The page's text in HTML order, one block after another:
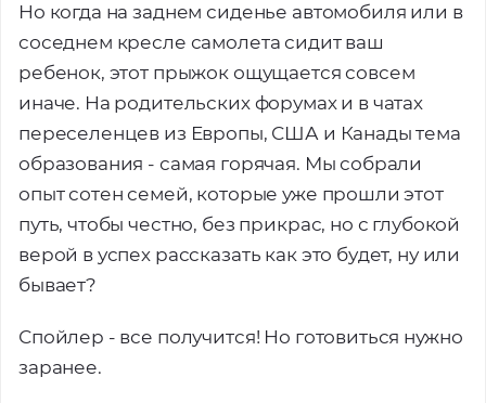
Но когда на заднем сиденье автомобиля или в
соседнем кресле самолета сидит ваш
ребенок, этот прыжок ощущается совсем
иначе. На родительских форумах и в чатах
переселенцев из Европы, США и Канады тема
образования - самая горячая. Мы собрали
опыт сотен семей, которые уже прошли этот
путь, чтобы честно, без прикрас, но с глубокой
верой в успех рассказать как это будет, ну или
бывает?
Спойлер - все получится! Но готовиться нужно
заранее.